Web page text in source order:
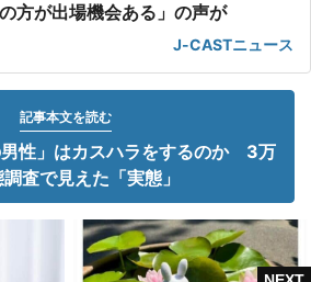
方が出場機会ある」の声が
J-CASTニュース
記事本文を読む
性」はカスハラをするのか 3万
査で見えた「実態」